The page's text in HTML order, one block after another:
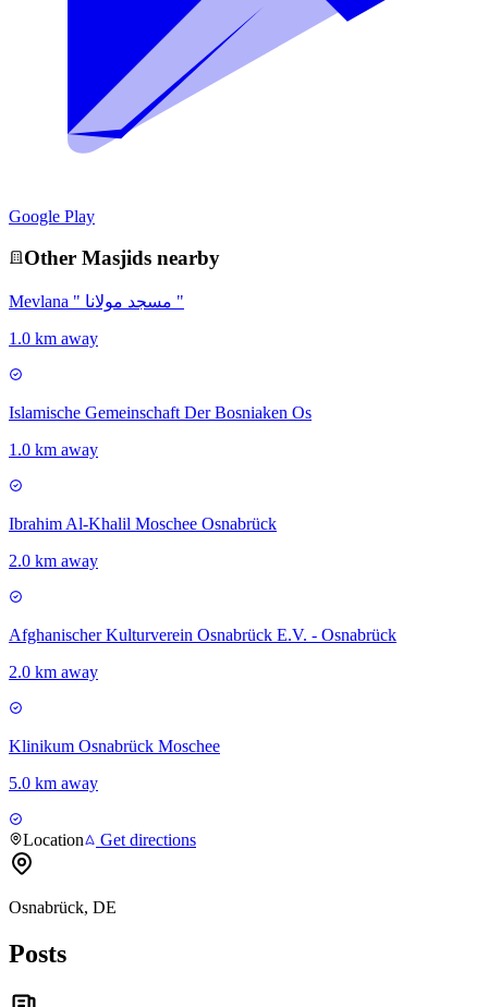
Google Play
Other Masjids nearby
Mevlana " مسجد مولانا "
1.0 km away
Islamische Gemeinschaft Der Bosniaken Os
1.0 km away
Ibrahim Al-Khalil Moschee Osnabrück
2.0 km away
Afghanischer Kulturverein Osnabrück E.V. - Osnabrück
2.0 km away
Klinikum Osnabrück Moschee
5.0 km away
Location Get directions
Osnabrück, DE
Posts